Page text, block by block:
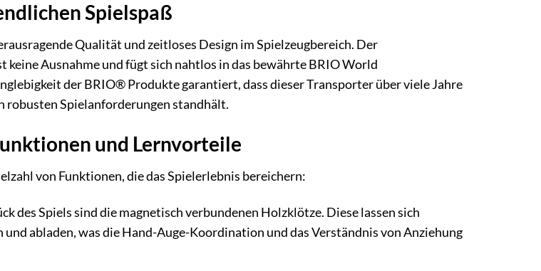
Spielspaß
Qualität und zeitloses Design im Spielzeugbereich. Der
Ausnahme und fügt sich nahtlos in das bewährte BRIO World
der BRIO® Produkte garantiert, dass dieser Transporter über viele Jahre
robusten Spielanforderungen standhält.
und Lernvorteile
von Funktionen, die das Spielerlebnis bereichern:
des Spiels sind die magnetisch verbundenen Holzklötze. Diese lassen sich
abladen, was die Hand-Auge-Koordination und das Verständnis von Anziehung